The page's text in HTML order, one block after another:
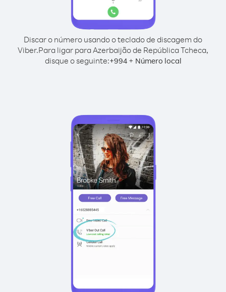
Discar o número usando o teclado de discagem do
Viber.Para ligar para Azerbaijão de República Tcheca,
disque o seguinte:+994+ Número local